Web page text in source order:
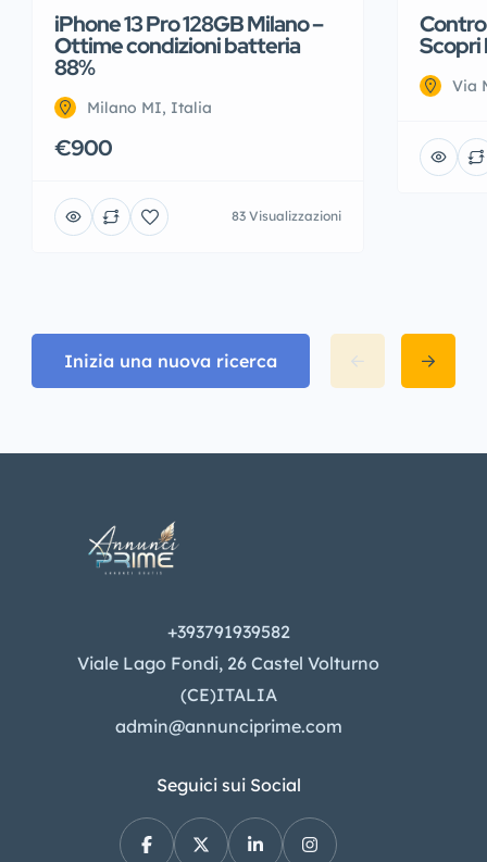
iPhone 13 Pro 128GB Milano –
Ottime condizioni batteria
88%
Milano MI, Italia
€900
83 Visualizzazioni
Scopri
Via
Inizia una nuova ricerca
+393791939582
Viale Lago Fondi, 26 Castel Volturno
(CE)ITALIA
admin@annunciprime.com
Seguici sui Social